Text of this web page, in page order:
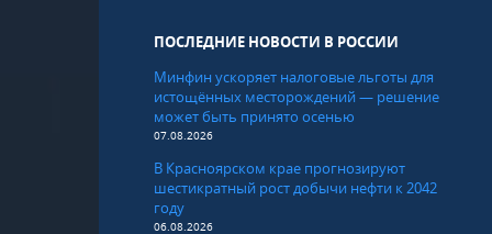
ПОСЛЕДНИЕ НОВОСТИ В РОССИИ
Минфин ускоряет налоговые льготы для
истощённых месторождений — решение
может быть принято осенью
07.08.2026
В Красноярском крае прогнозируют
шестикратный рост добычи нефти к 2042
году
06.08.2026